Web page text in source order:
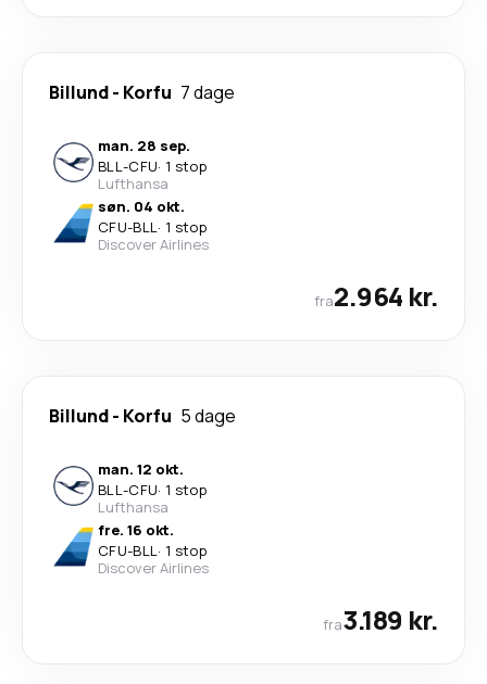
Billund- Korfu 7 dage
man. 28 sep.
BLL-CFU· 1 stop
Lufthansa
søn. 04 okt.
CFU-BLL· 1 stop
Discover Airlines
fra2.964 kr.
Billund- Korfu 5 dage
man. 12 okt.
BLL-CFU· 1 stop
Lufthansa
fre. 16 okt.
CFU-BLL· 1 stop
Discover Airlines
fra3.189 kr.